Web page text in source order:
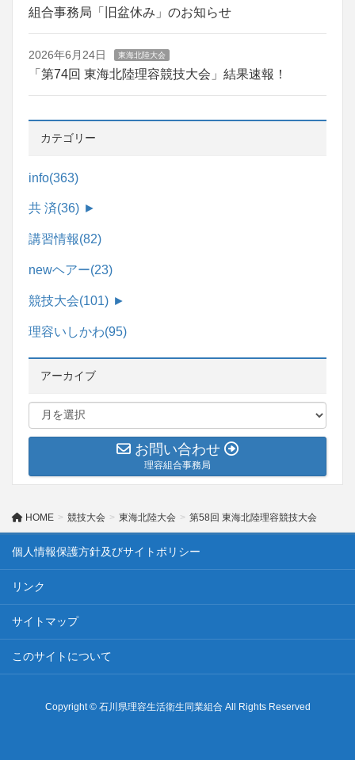
組合事務局「旧盆休み」のお知らせ
2026年6月24日 東海北陸大会
「第74回 東海北陸理容競技大会」結果速報！
カテゴリー
info(363)
共 済(36) ►
講習情報(82)
newヘアー(23)
競技大会(101) ►
理容いしかわ(95)
アーカイブ
お問い合わせ
理容組合事務局
HOME 競技大会 東海北陸大会 第58回 東海北陸理容競技大会
個人情報保護方針及びサイトポリシー
リンク
サイトマップ
このサイトについて
Copyright © 石川県理容生活衛生同業組合 All Rights Reserved